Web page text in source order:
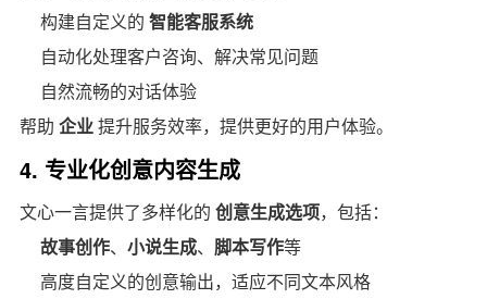
构建自定义的智能客服系统
自动化处理客户咨询、解决常见问题
自然流畅的对话体验
帮助 企业提升服务效率，提供更好的用户体验。
4. 专业化创意内容生成
文心一言提供了多样化的 创意生成选项，包括：
故事创作、小说生成、脚本写作等
高度自定义的创意输出，适应不同文本风格